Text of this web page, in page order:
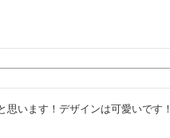
います！デザインは可愛いです！